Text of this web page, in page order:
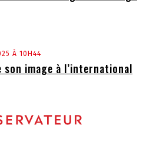
À 10H44
son image à l’international